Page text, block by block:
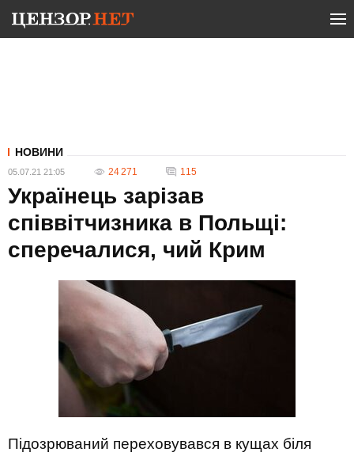
НОВИНИ
05.07.21 21:05 24 271 115
Українець зарізав
співвітчизника в Польщі:
сперечалися, чий Крим
Підозрюваний переховувався в кущах біля